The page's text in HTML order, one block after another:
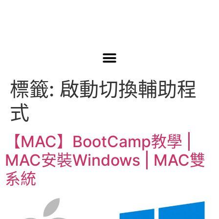
標籤: 啟動切換輔助程
式
【MAC】BootCamp教學 |
MAC安裝Windows | MAC雙
系統